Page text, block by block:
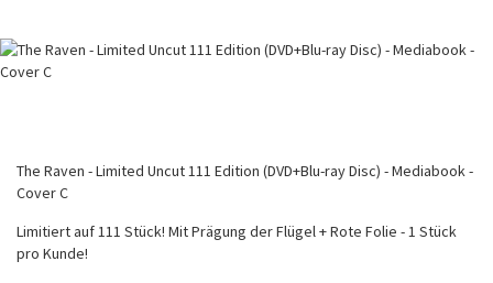
The Raven - Limited Uncut 111 Edition (DVD+Blu-ray Disc) - Mediabook -
Cover C
Limitiert auf 111 Stück! Mit Prägung der Flügel + Rote Folie - 1 Stück
pro Kunde!